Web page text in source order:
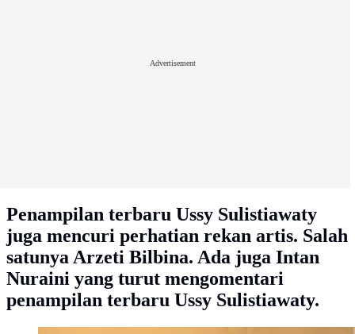
Advertisement
Penampilan terbaru Ussy Sulistiawaty
juga mencuri perhatian rekan artis. Salah
satunya Arzeti Bilbina. Ada juga Intan
Nuraini yang turut mengomentari
penampilan terbaru Ussy Sulistiawaty.